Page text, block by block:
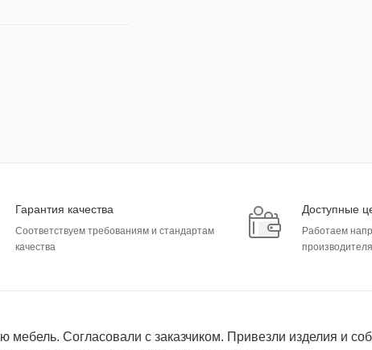
Гарантия качества
Соответствуем требованиям и стандартам
качества
Доступные
Работаем
Согласовали с заказчиком. Привезли изделия и